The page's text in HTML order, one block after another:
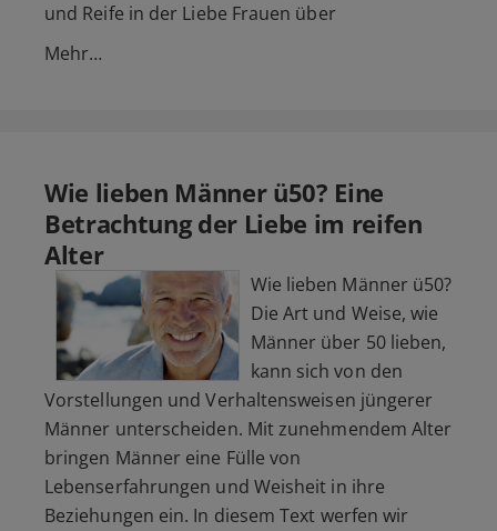
und Reife in der Liebe Frauen über
Mehr…
Wie lieben Männer ü50? Eine
Betrachtung der Liebe im reifen
Alter
Wie lieben Männer ü50?
Die Art und Weise, wie
Männer über 50 lieben,
kann sich von den
Vorstellungen und Verhaltensweisen jüngerer
Männer unterscheiden. Mit zunehmendem Alter
bringen Männer eine Fülle von
Lebenserfahrungen und Weisheit in ihre
Beziehungen ein. In diesem Text werfen wir